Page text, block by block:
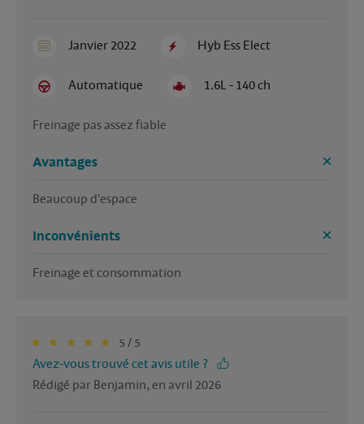
Janvier 2022 Hyb Ess Elect
Automatique 1.6L - 140 ch
Freinage pas assez fiable
Avantages
Beaucoup d'espace
Inconvénients
Freinage et consommation
5 / 5
Avez-vous trouvé cet avis utile ?
Rédigé par Benjamin, en avril 2026